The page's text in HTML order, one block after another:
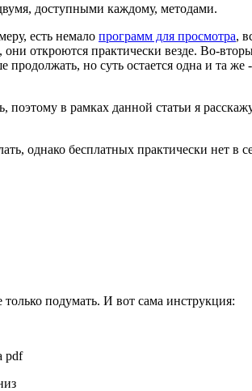
доступными каждому, методами.
есть немало программ для просмотра,
откроются практически везде. Во-
но суть остается одна и та же
поэтому в рамках данной статьи я
однако бесплатных практически нет в
подумать. И вот сама инструкция:
pdf